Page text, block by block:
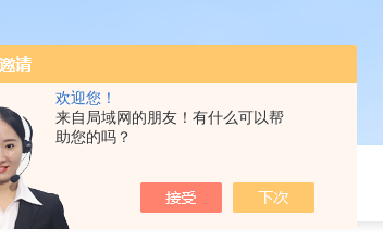
欢迎您！
来自局域网的朋友！有什么可以帮
助您的吗？
警器，